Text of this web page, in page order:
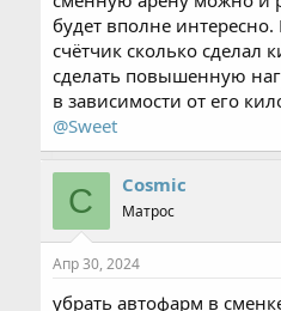
будет вполне
счётчик сколько сделал
сделать повышенную
в зависимости от его
@Sweet
C Cosmic
Матрос
Апр 30, 2024
убрать автофарм в